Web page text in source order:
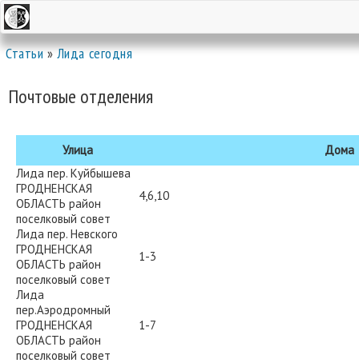
Статьи»Лида сегодня
Почтовые отделения
Улица
Дома
Лида пер. Куйбышева
ГРОДНЕНСКАЯ
ОБЛАСТЬ район
поселковый совет
4,6,10
Лида пер. Невского
ГРОДНЕНСКАЯ
ОБЛАСТЬ район
поселковый совет
1-3
Лида
пер.Аэродромный
ГРОДНЕНСКАЯ
ОБЛАСТЬ район
поселковый совет
1-7